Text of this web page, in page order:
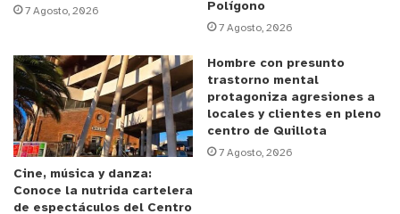
Bubba, Zahatti, Guanabana, Tierra Sagrada, Casa
pampa, Owala, Tiwi, Leather bags, Btan y Pompom.
“Por primera vez Falabella lleva sus mejores
marcas fuera de las tiendas con Market F en
Cachagua. Queremos que las personas descubran
las propuestas que marcan la pauta en las costas
más importantes del mundo, con una curaduría que
combina diseño, calidad y novedad en un entorno
7 Agosto, 2026
Polígono
7 Agosto, 2026
Cine, música y danza:
Conoce la nutrida cartelera
de espectáculos del Centro
Hombre con presunto
trastorno mental
protagoniza agresiones a
locales y clientes en pleno
centro de Quillota
7 Agosto, 2026